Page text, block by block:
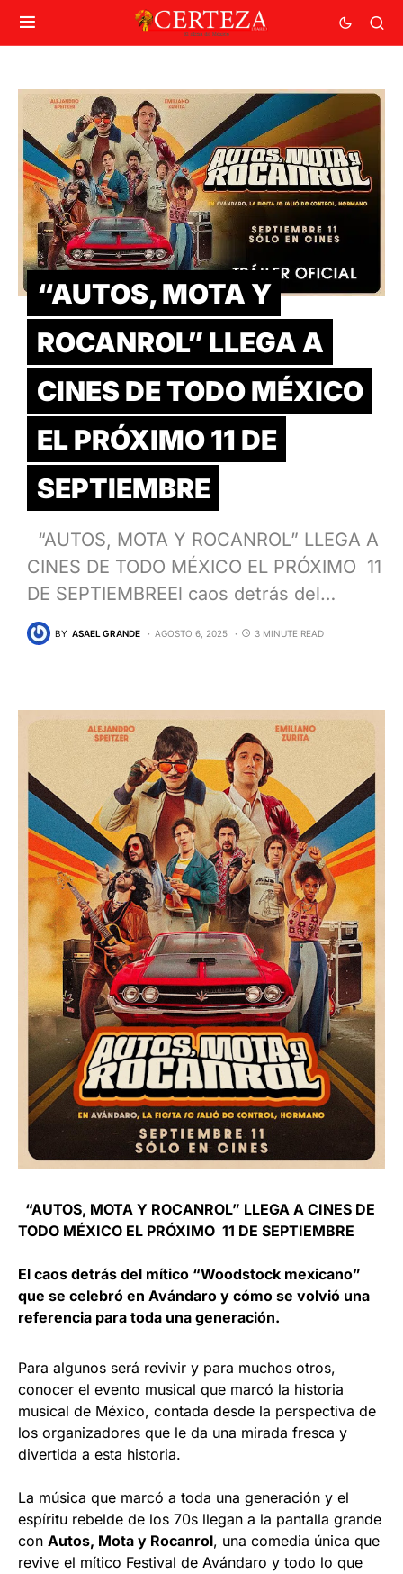
“AUTOS, MOTA Y
ROCANROL” LLEGA A
CINES DE TODO MÉXICO
EL PRÓXIMO 11 DE
SEPTIEMBRE
“AUTOS, MOTA Y ROCANROL” LLEGA A
CINES DE TODO MÉXICO EL PRÓXIMO 11
DE SEPTIEMBREEl caos detrás del…
BY ASAEL GRANDE AGOSTO 6, 2025 3 MINUTE READ
“AUTOS, MOTA Y ROCANROL” LLEGA A CINES DE
TODO MÉXICO EL PRÓXIMO 11 DE SEPTIEMBRE
El caos detrás del mítico “Woodstock mexicano”
que se celebró en Avándaro y cómo se volvió una
referencia para toda una generación.
Para algunos será revivir y para muchos otros,
conocer el evento musical que marcó la historia
musical de México, contada desde la perspectiva de
los organizadores que le da una mirada fresca y
divertida a esta historia.
La música que marcó a toda una generación y el
espíritu rebelde de los 70s llegan a la pantalla grande
con Autos, Mota y Rocanrol, una comedia única que
revive el mítico Festival de Avándaro y todo lo que